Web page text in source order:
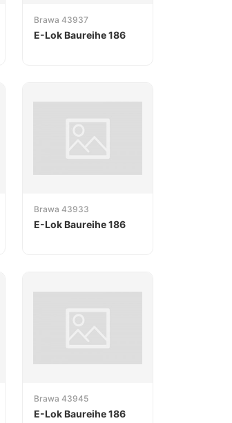
Brawa 43937
E-Lok Baureihe 186
Brawa 43933
E-Lok Baureihe 186
Brawa 43945
E-Lok Baureihe 186